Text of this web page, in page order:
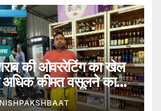
की ओवररेटिंग का खेल
अधिक कीमत वसूलने का
पर हुआ वायरल
NISHPAKSHBAAT